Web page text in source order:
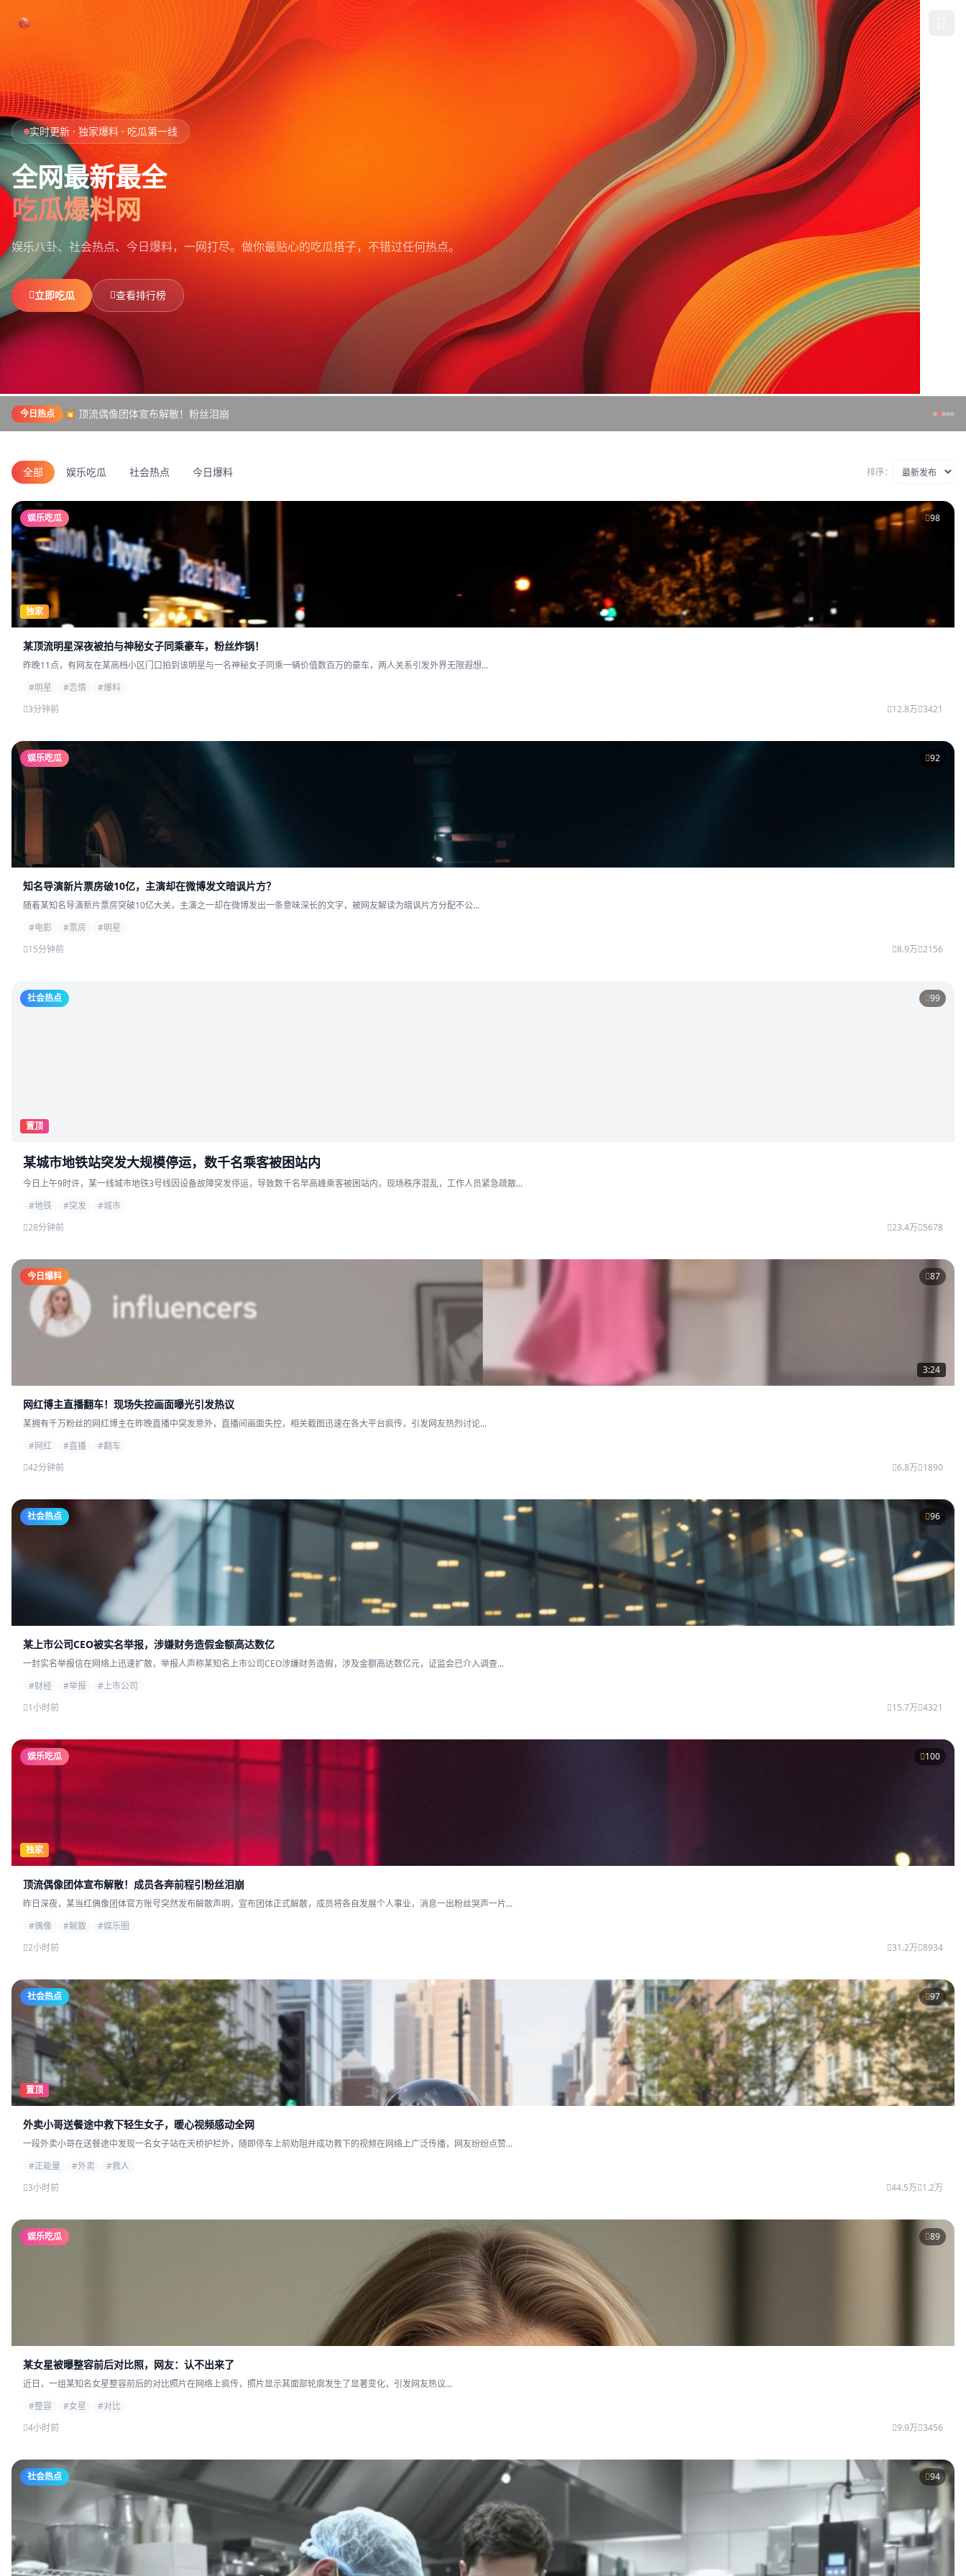
首页
娱乐吃瓜
社会热点
今日爆料
排行榜
社区
实时更新 · 独家爆料 · 吃瓜第一线
全网最新最全
吃瓜爆料网
娱乐八卦、社会热点、今日爆料，一网打尽。 做你最贴心的吃瓜搭子，不错过任何热点。
立即吃瓜 查看排行榜
今日热点 💥 顶流偶像团体宣布解散！粉丝泪崩
全部 娱乐吃瓜 社会热点 今日爆料 排序：
娱乐吃瓜 98
独家
某顶流明星深夜被拍与神秘女子同乘豪车，粉丝炸锅！
昨晚11点，有网友在某高档小区门口拍到该明星与一名神秘女子同乘一辆价值数百万的豪车，两人关系引发外界无限遐想...
#明星
#恋情
#爆料
3分钟前
12.8万 3421
娱乐吃瓜 92
知名导演新片票房破10亿，主演却在微博发文暗讽片方？
随着某知名导演新片票房突破10亿大关，主演之一却在微博发出一条意味深长的文字，被网友解读为暗讽片方分配不公...
#电影
#票房
#明星
15分钟前
8.9万 2156
社会热点 99
置顶
某城市地铁站突发大规模停运，数千名乘客被困站内
今日上午9时许，某一线城市地铁3号线因设备故障突发停运，导致数千名早高峰乘客被困站内，现场秩序混乱，工作人员紧急疏散...
#地铁
#突发
#城市
28分钟前
23.4万 5678
今日爆料 87
3:24
网红博主直播翻车！现场失控画面曝光引发热议
某拥有千万粉丝的网红博主在昨晚直播中突发意外，直播间画面失控，相关截图迅速在各大平台疯传，引发网友热烈讨论...
#网红
#直播
#翻车
42分钟前
6.8万 1890
社会热点 96
某上市公司CEO被实名举报，涉嫌财务造假金额高达数亿
一封实名举报信在网络上迅速扩散，举报人声称某知名上市公司CEO涉嫌财务造假，涉及金额高达数亿元，证监会已介入调查...
#财经
#举报
#上市公司
1小时前
15.7万 4321
娱乐吃瓜 100
独家
顶流偶像团体宣布解散！成员各奔前程引粉丝泪崩
昨日深夜，某当红偶像团体官方账号突然发布解散声明，宣布团体正式解散，成员将各自发展个人事业，消息一出粉丝哭声一片...
#偶像
#解散
#娱乐圈
2小时前
31.2万 8934
社会热点 97
置顶
外卖小哥送餐途中救下轻生女子，暖心视频感动全网
一段外卖小哥在送餐途中发现一名女子站在天桥护栏外，随即停车上前劝阻并成功救下的视频在网络上广泛传播，网友纷纷点赞...
#正能量
#外卖
#救人
3小时前
44.5万 1.2万
娱乐吃瓜 89
某女星被曝整容前后对比照，网友：认不出来了
近日，一组某知名女星整容前后的对比照片在网络上疯传，照片显示其面部轮廓发生了显著变化，引发网友热议...
#整容
#女星
#对比
4小时前
9.9万 3456
社会热点 94